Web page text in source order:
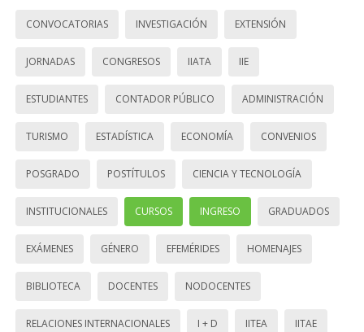
CONVOCATORIAS INVESTIGACIÓN EXTENSIÓN
JORNADAS CONGRESOS IIATA IIE
ESTUDIANTES CONTADOR PÚBLICO ADMINISTRACIÓN
TURISMO ESTADÍSTICA ECONOMÍA CONVENIOS
POSGRADO POSTÍTULOS CIENCIA Y TECNOLOGÍA
INSTITUCIONALES CURSOS INGRESO GRADUADOS
EXÁMENES GÉNERO EFEMÉRIDES HOMENAJES
BIBLIOTECA DOCENTES NODOCENTES
RELACIONES INTERNACIONALES I + D IITEA IITAE